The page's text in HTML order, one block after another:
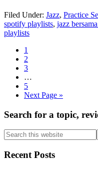
Filed Under: Jazz, Practice
spotify playlists, jazz
playlists
Page
1
Page
2
Page
3
pages
omitted
…
Page
5
Go
Next Page »
Primary
Sidebar
Search for a topic,
Search
this
website
Recent Posts